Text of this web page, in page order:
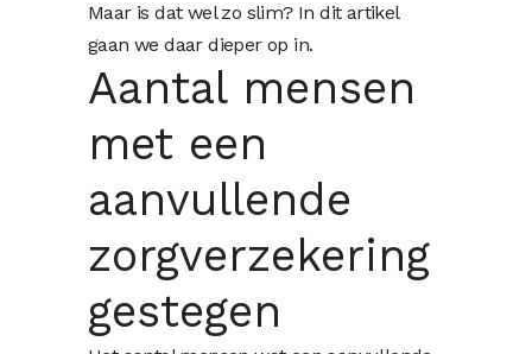
Maar is dat wel zo slim? In dit artikel
gaan we daar dieper op in.
Aantal mensen
met een
aanvullende
zorgverzekering
gestegen